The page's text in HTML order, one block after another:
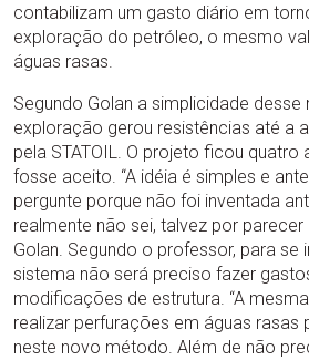
contabilizam um gasto diário em
exploração do petróleo, o mesmo
águas rasas.
Segundo Golan a simplicidade
exploração gerou resistências até a
pela STATOIL. O projeto ficou quatro
fosse aceito. “A idéia é simples e
pergunte porque não foi inventada
realmente não sei, talvez por parecer
Golan. Segundo o professor, para se
sistema não será preciso fazer
modificações de estrutura. “A
realizar perfurações em águas rasas
neste novo método. Além de não